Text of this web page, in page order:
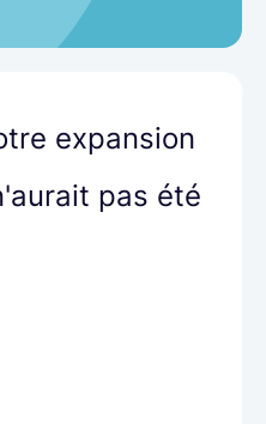
expansion
pas été